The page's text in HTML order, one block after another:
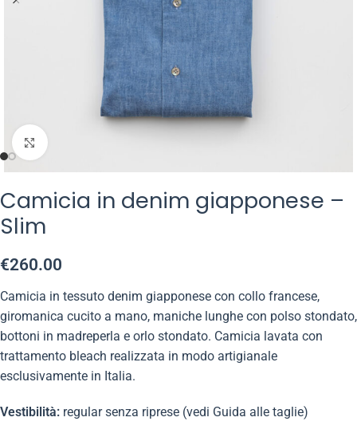
Click to enlarge
Camicia in denim giapponese –
Slim
€260.00
Camicia in tessuto denim giapponese con collo francese,
giromanica cucito a mano, maniche lunghe con polso stondato,
bottoni in madreperla e orlo stondato. Camicia lavata con
trattamento bleach realizzata in modo artigianale
esclusivamente in Italia.
Vestibilità: regular senza riprese (vedi Guida alle taglie)